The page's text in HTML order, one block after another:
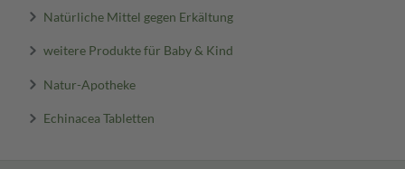
Natürliche Mittel gegen Erkältung
weitere Produkte für Baby & Kind
Natur-Apotheke
Echinacea Tabletten